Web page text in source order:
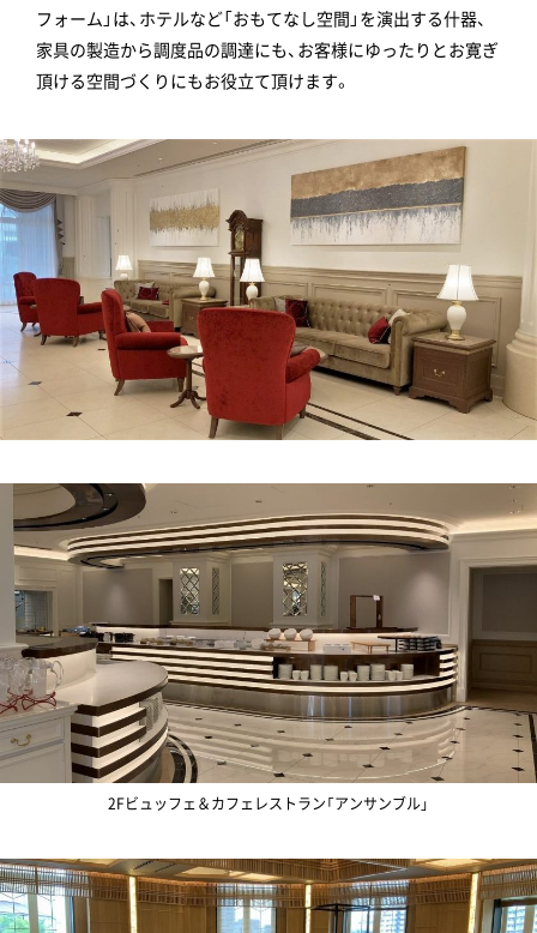
フォーム」は、ホテルなど「おもてなし空間」を演出する什器、
家具の製造から調度品の調達にも、お客様にゆったりとお寛ぎ
頂ける空間づくりにもお役立て頂けます。
2Fビュッフェ＆カフェレストラン「アンサンブル」